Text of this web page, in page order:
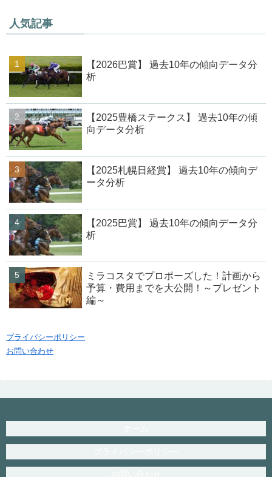
人気記事
【2026巴賞】 過去10年の傾向データ分
析
【2025豊橋ステークス】 過去10年の傾
向データ分析
【2025札幌日経賞】 過去10年の傾向デ
ータ分析
【2025巴賞】 過去10年の傾向データ分
析
ミラコスタでプロポーズした！計画から
予算・費用までを大公開！～プレゼント
編～
プライバシーポリシー
お問い合わせ